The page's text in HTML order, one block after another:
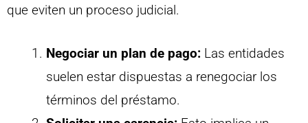
que eviten un proceso judicial.
Negociar un plan de pago: Las entidades
suelen estar dispuestas a renegociar los
términos del préstamo.